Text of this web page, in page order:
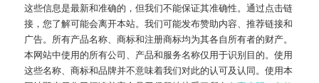
这些信息是最新和准确的，但我们不能保证其准确性。通过点击链
接，您了解可能会离开本站。我们可能发布赞助内容、推荐链接和
广告。所有产品名称、商标和注册商标均为其各自所有者的财产。
本网站中使用的所有公司、产品和服务名称仅用于识别目的。使用
这些名称、商标和品牌并不意味着我们对此的认可及认同。使用本